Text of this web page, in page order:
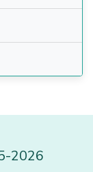
-2026